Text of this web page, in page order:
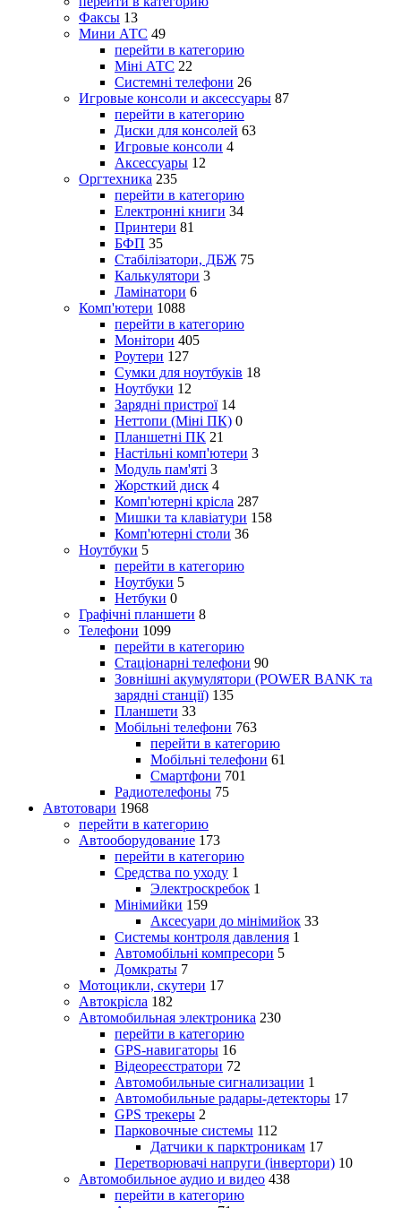
Факсы 13
Мини АТС 49
перейти в категорию
Міні АТС 22
Системні телефони 26
Игровые консоли и аксессуары 87
перейти в категорию
Диски для консолей 63
Игровые консоли 4
Аксессуары 12
Оргтехника 235
перейти в категорию
Електронні книги 34
Принтери 81
БФП 35
Стабілізатори, ДБЖ 75
Калькулятори 3
Ламінатори 6
Комп'ютери 1088
перейти в категорию
Монітори 405
Роутери 127
Сумки для ноутбуків 18
Ноутбуки 12
Зарядні пристрої 14
Неттопи (Міні ПК) 0
Планшетні ПК 21
Настільні комп'ютери 3
Модуль пам'яті 3
Жорсткий диск 4
Комп'ютерні крісла 287
Мишки та клавіатури 158
Комп'ютерні столи 36
Ноутбуки 5
перейти в категорию
Ноутбуки 5
Нетбуки 0
Графічні планшети 8
Телефони 1099
перейти в категорию
Стаціонарні телефони 90
Зовнішні акумулятори (POWER BANK та
зарядні станції) 135
Планшети 33
Мобільні телефони 763
перейти в категорию
Мобільні телефони 61
Смартфони 701
Радиотелефоны 75
Автотовари 1968
перейти в категорию
Автооборудование 173
перейти в категорию
Средства по уходу 1
Электроскребок 1
Мінімийки 159
Аксесуари до мінімийок 33
Системы контроля давления 1
Автомобільні компресори 5
Домкраты 7
Мотоцикли, скутери 17
Автокрісла 182
Автомобильная электроника 230
перейти в категорию
GPS-навигаторы 16
Відеореєстратори 72
Автомобильные сигнализации 1
Автомобильные радары-детекторы 17
GPS трекеры 2
Парковочные системы 112
Датчики к парктроникам 17
Перетворювачі напруги (інвертори) 10
Автомобильное аудио и видео 438
перейти в категорию